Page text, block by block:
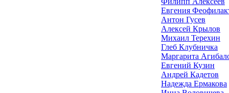
Евгения
Антон Гусев
Алексей Крылов
Михаил Терехин
Глеб Клубничка
Маргарита
Евгений Кузин
Андрей Кадетов
Надежда Ермакова